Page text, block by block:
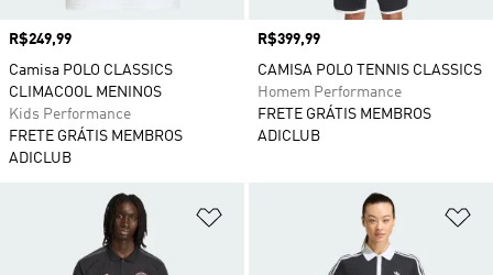
Preço
R$249,99
Camisa POLO CLASSICS
CLIMACOOL MENINOS
Kids Performance
FRETE GRÁTIS MEMBROS
ADICLUB
Preço
R$399,99
CAMISA POLO TENNIS CLASSICS
Homem Performance
FRETE GRÁTIS MEMBROS
ADICLUB
Adicionar à Lista de Desejos